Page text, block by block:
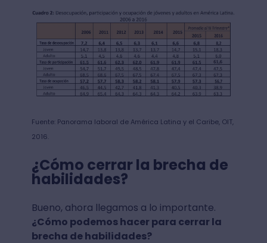
Fuente: Panorama laboral de América Latina y el Caribe, OIT,
2016.
¿Cómo cerrar la brecha de
habilidades?
Bueno, ahora llegamos a lo importante.
¿Cómo podemos hacer para cerrar la
brecha de habilidades?